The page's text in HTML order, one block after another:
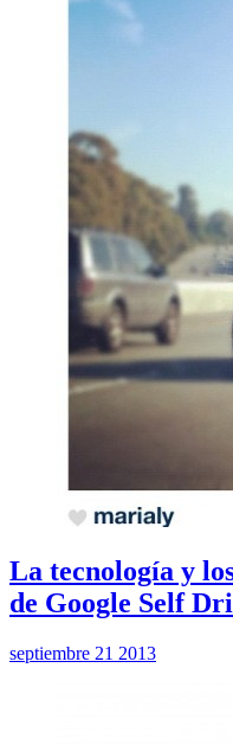
La tecnología y
de Google Self
septiembre 21 2013